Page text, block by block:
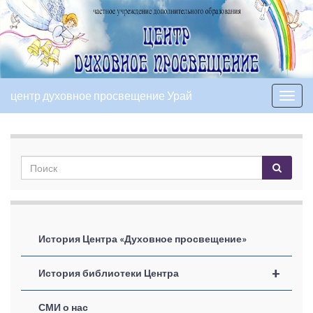
Вкл/
выкл
центр духовное просвещение Урай
История Центра «Духовное просвещение»
+
История библиотеки Центра
СМИ о нас